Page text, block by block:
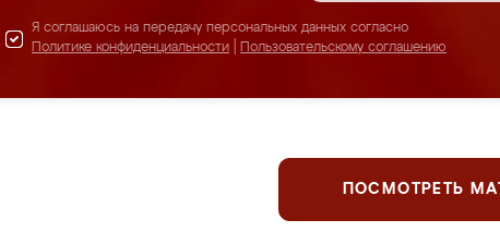
Я соглашаюсь на передачу персональных данных согласно
Политике конфиденциальности
Пользовательскому соглашению
ПОСМОТРЕТЬ